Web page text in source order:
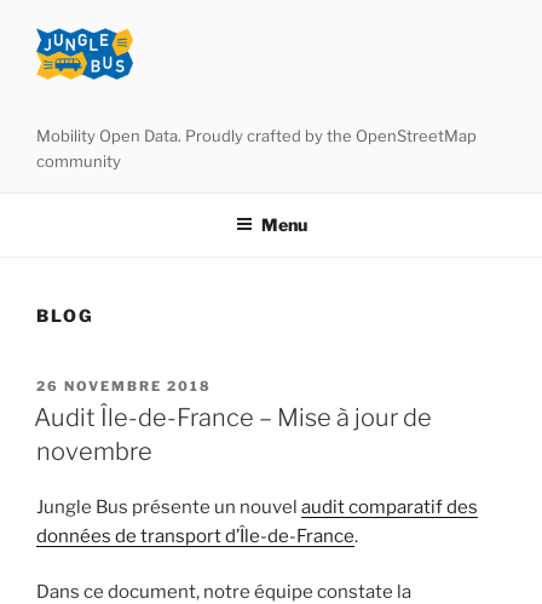
contenu
Mobility Open Data. Proudly crafted by the OpenStreetMap
community
Menu
BLOG
PUBLIÉ
LE
26 NOVEMBRE 2018
Audit Île-de-France – Mise à jour de
novembre
Jungle Bus présente un nouvel audit comparatif des
données de transport d’Île-de-France.
Dans ce document, notre équipe constate la